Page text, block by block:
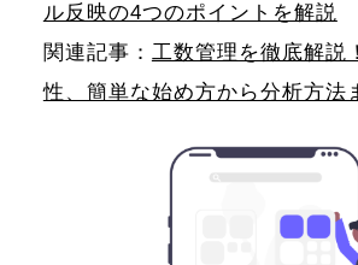
ル反映の4つのポイントを解説
関連記事： 工数管理を徹底解説
性、簡単な始め方から分析方法